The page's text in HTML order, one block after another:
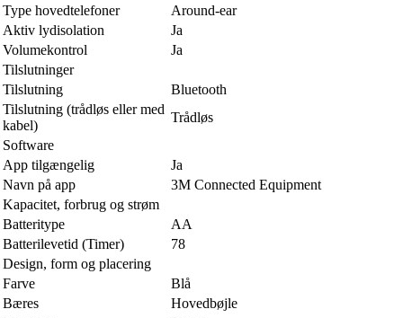
Type hovedtelefoner
Around-ear
Aktiv lydisolation
Ja
Volumekontrol
Ja
Tilslutninger
Tilslutning
Bluetooth
Tilslutning (trådløs eller med
kabel)
Trådløs
Software
App tilgængelig
Ja
Navn på app
3M Connected Equipment
Kapacitet, forbrug og strøm
Batteritype
AA
Batterilevetid (Timer)
78
Design, form og placering
Farve
Blå
Bæres
Hovedbøjle